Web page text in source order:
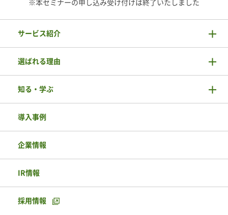
※本セミナーの申し込み受け付けは終了いたしました
サービス紹介
選ばれる理由
知る・学ぶ
導入事例
企業情報
IR情報
採用情報